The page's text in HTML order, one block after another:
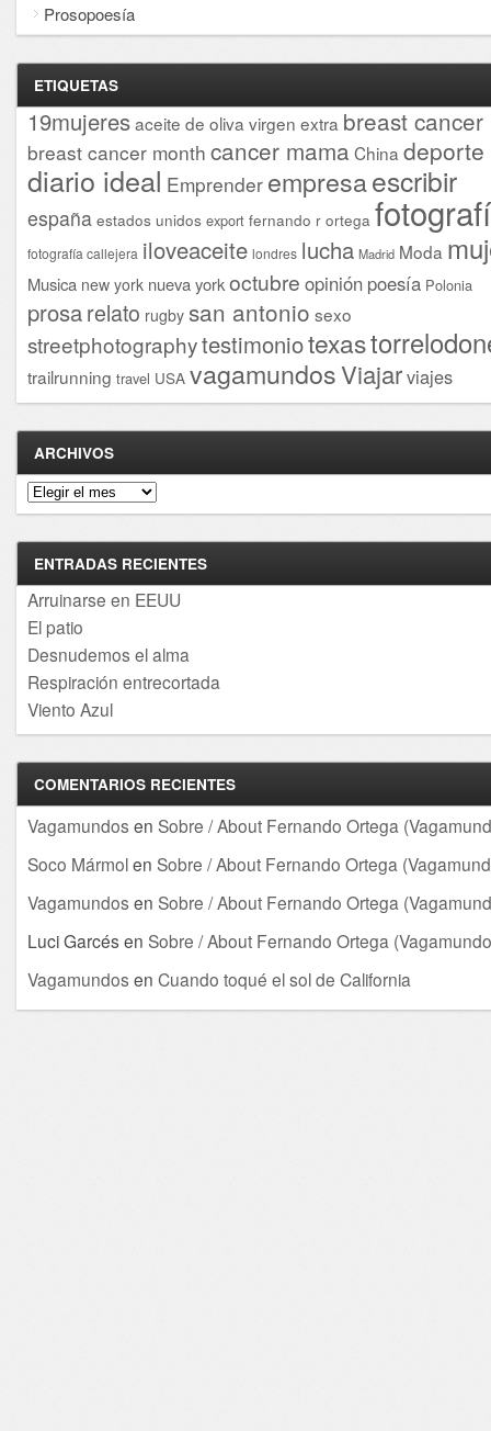
Prosopoesía
ETIQUETAS
19mujeresaceite de oliva virgen extra breast cancer
breast cancer month cancer mama China deporte
diario ideal Emprender empresaescribir
españa estados unidos export fernando r ortega
fotografía callejera iloveaceite londres lucha Madrid Moda
Musica new york nueva yorkoctubre opinión poesía Polonia
prosarelato rugby san antonio sexo
streetphotographytestimoniotexas
trailrunning travel USA vagamundosViajarviajes
ARCHIVOS
Archivos
ENTRADAS RECIENTES
Arruinarse en EEUU
El patio
Desnudemos el alma
Respiración entrecortada
Viento Azul
COMENTARIOS RECIENTES
Vagamundos en Sobre / About Fernando Ortega
Soco Mármolen Sobre / About Fernando Ortega
Vagamundos en Sobre / About Fernando Ortega
Luci Garcés en Sobre / About Fernando Ortega
Vagamundos en Cuando toqué el sol de California